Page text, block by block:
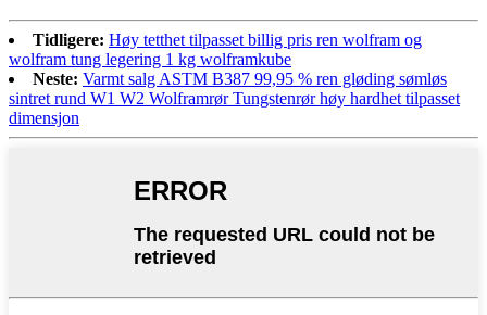
Tidligere: Høy tetthet tilpasset billig pris ren wolfram og
wolfram tung legering 1 kg wolframkube
Neste: Varmt salg ASTM B387 99,95 % ren gløding sømløs
sintret rund W1 W2 Wolframrør Tungstenrør høy hardhet tilpasset
dimensjon